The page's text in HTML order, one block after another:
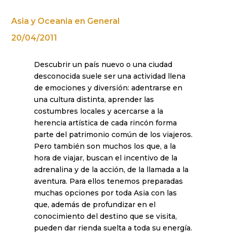
Asia y Oceania en General
20/04/2011
Descubrir un país nuevo o una ciudad
desconocida suele ser una actividad llena
de emociones y diversión: adentrarse en
una cultura distinta, aprender las
costumbres locales y acercarse a la
herencia artística de cada rincón forma
parte del patrimonio común de los viajeros.
Pero también son muchos los que, a la
hora de viajar, buscan el incentivo de la
adrenalina y de la acción, de la llamada a la
aventura. Para ellos tenemos preparadas
muchas opciones por toda Asia con las
que, además de profundizar en el
conocimiento del destino que se visita,
pueden dar rienda suelta a toda su energía.